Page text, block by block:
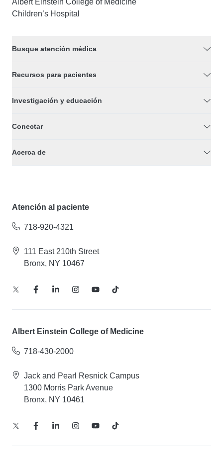
Albert Einstein College of Medicine
Children’s Hospital
Busque atención médica
Recursos para pacientes
Investigación y educación
Conectar
Acerca de
Atención al paciente
718-920-4321
111 East 210th Street
Bronx, NY 10467
Albert Einstein College of Medicine
718-430-2000
Jack and Pearl Resnick Campus
1300 Morris Park Avenue
Bronx, NY 10461